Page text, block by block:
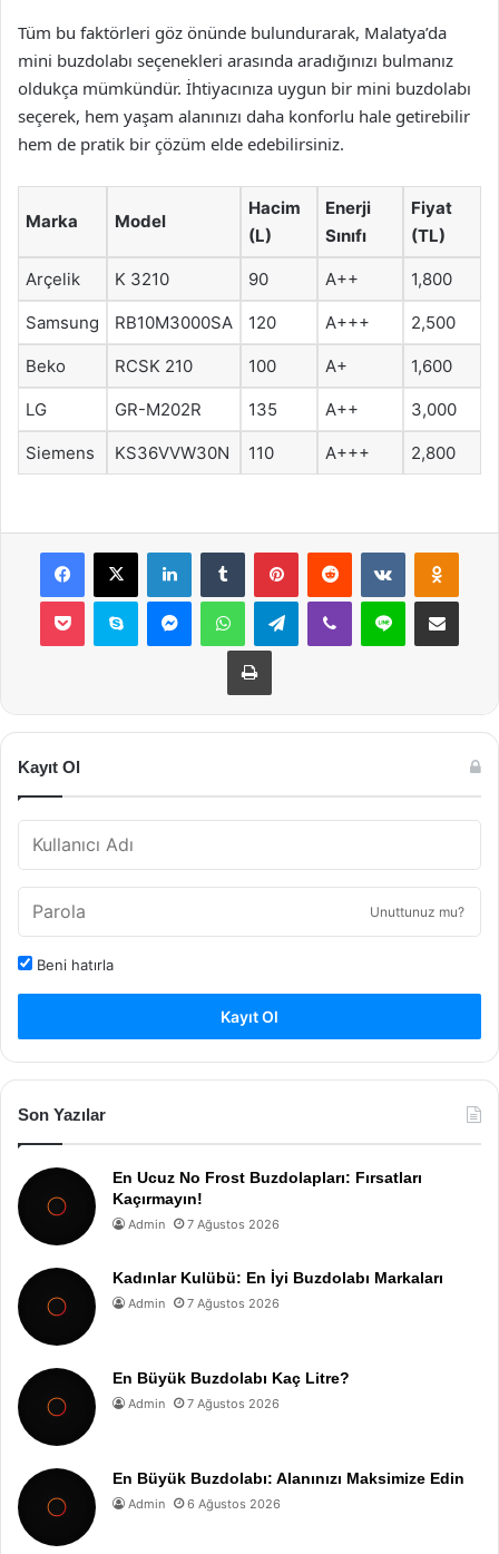
Tüm bu faktörleri göz önünde bulundurarak, Malatya’da
mini buzdolabı seçenekleri arasında aradığınızı bulmanız
oldukça mümkündür. İhtiyacınıza uygun bir mini buzdolabı
seçerek, hem yaşam alanınızı daha konforlu hale getirebilir
hem de pratik bir çözüm elde edebilirsiniz.
Marka Model
Hacim
(L)
Enerji
Sınıfı
Fiyat
(TL)
Arçelik K 3210 90 A++ 1,800
Samsung RB10M3000SA 120 A+++ 2,500
Beko RCSK 210 100 A+ 1,600
LG GR-M202R 135 A++ 3,000
Siemens KS36VVW30N 110 A+++ 2,800
Facebook
X LinkedInTumblr PinterestReddit VKontakte
Pocket Skype MessengerWhatsAppTelegramViber Line E-Posta ile
Yazdır
Kayıt Ol
Unuttunuz mu?
Beni hatırla
Kayıt Ol
Son Yazılar
En Ucuz No Frost Buzdolapları: Fırsatları
Kaçırmayın!
Admin 7 Ağustos 2026
Kadınlar Kulübü: En İyi Buzdolabı Markaları
Admin 7 Ağustos 2026
En Büyük Buzdolabı Kaç Litre?
Admin 7 Ağustos 2026
En Büyük Buzdolabı: Alanınızı Maksimize Edin
Admin 6 Ağustos 2026